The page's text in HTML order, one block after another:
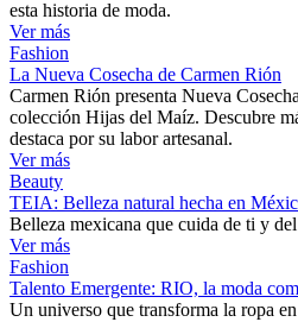
esta historia de moda.
Ver más
Fashion
La Nueva Cosecha de Carmen Rión
Carmen Rión presenta Nueva
colección Hijas del Maíz. Descubre
destaca por su labor artesanal.
Ver más
Beauty
TEIA: Belleza natural hecha en
Belleza mexicana que cuida de ti y
Ver más
Fashion
Talento Emergente: RIO, la moda
Un universo que transforma la ropa